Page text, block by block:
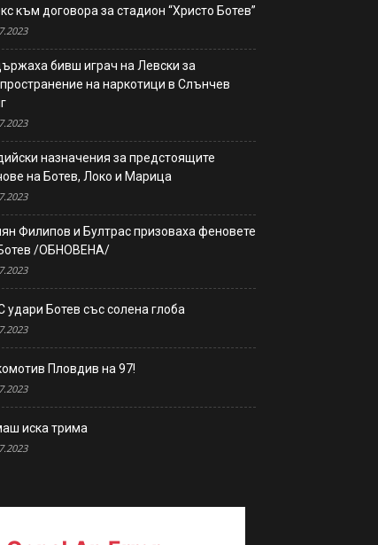
към договора за стадион “Христо Ботев”
бивш играч на Левски за
на наркотици в Слънчев
назначения за предстоящите
на Ботев, Локо и Марица
Филипов и Бултрас призоваха феновете
/ОБНОВЕНА/
удари Ботев със солена глоба
Пловдив на 97!
иска трима